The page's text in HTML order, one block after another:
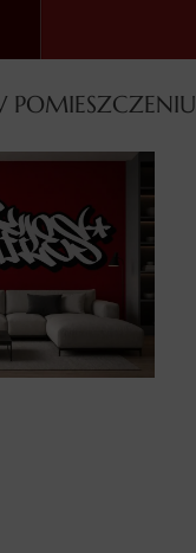
POMIESZCZENIU